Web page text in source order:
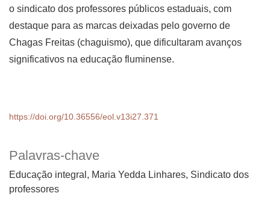
Palavras-chave
Educação integral, Maria Yedda Linhares, Sindicato dos
professores
o sindicato dos professores públicos estaduais, com
destaque para as marcas deixadas pelo governo de
Chagas Freitas (chaguismo), que dificultaram avanços
significativos na educação fluminense.
https://doi.org/10.36556/eol.v13i27.371